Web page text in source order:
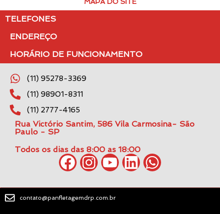
TELEFONES
ENDEREÇO
HORÁRIO DE FUNCIONAMENTO
(11) 95278-3369
(11) 98901-8311
(11) 2777-4165
Rua Victório Santim, 586 Vila Carmosina- São
Paulo - SP
Todos os dias das 8:00 as 18:00
contato@panfletagemdrp.com.br